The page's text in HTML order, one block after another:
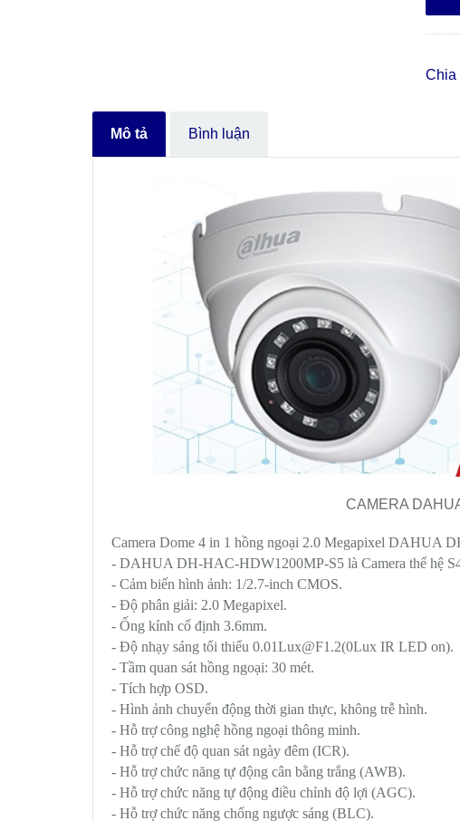
Chia
Mô tả Bình luận
CAMERA
Camera Dome 4 in 1 hồng ngoại 2.0 Megapixel DAHUA
- DAHUA DH-HAC-HDW1200MP-S5 là Camera thế hệ
- Cảm biến hình ảnh: 1/2.7-inch CMOS.
- Độ phân giải: 2.0 Megapixel.
- Ống kính cố định 3.6mm.
- Độ nhạy sáng tối thiểu 0.01Lux@F1.2(0Lux IR LED on).
- Tầm quan sát hồng ngoại: 30 mét.
- Tích hợp OSD.
- Hình ảnh chuyển động thời gian thực, không trễ hình.
- Hỗ trợ công nghệ hồng ngoại thông minh.
- Hỗ trợ chế độ quan sát ngày đêm (ICR).
- Hỗ trợ chức năng tự động cân bằng trắng (AWB).
- Hỗ trợ chức năng tự động điều chỉnh độ lợi (AGC).
- Hỗ trợ chức năng chống ngược sáng (BLC).